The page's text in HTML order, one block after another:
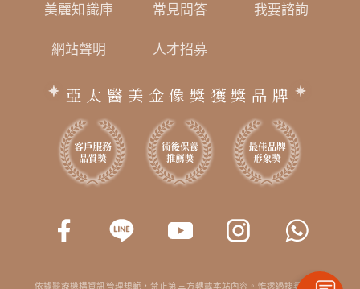
美麗知識庫 常見問答 我要諮詢
網站聲明 人才招募
亞太醫美金像獎獲獎品牌
依據醫療機構資訊管理規範，禁止第三方轉載本站內容。惟透過搜尋